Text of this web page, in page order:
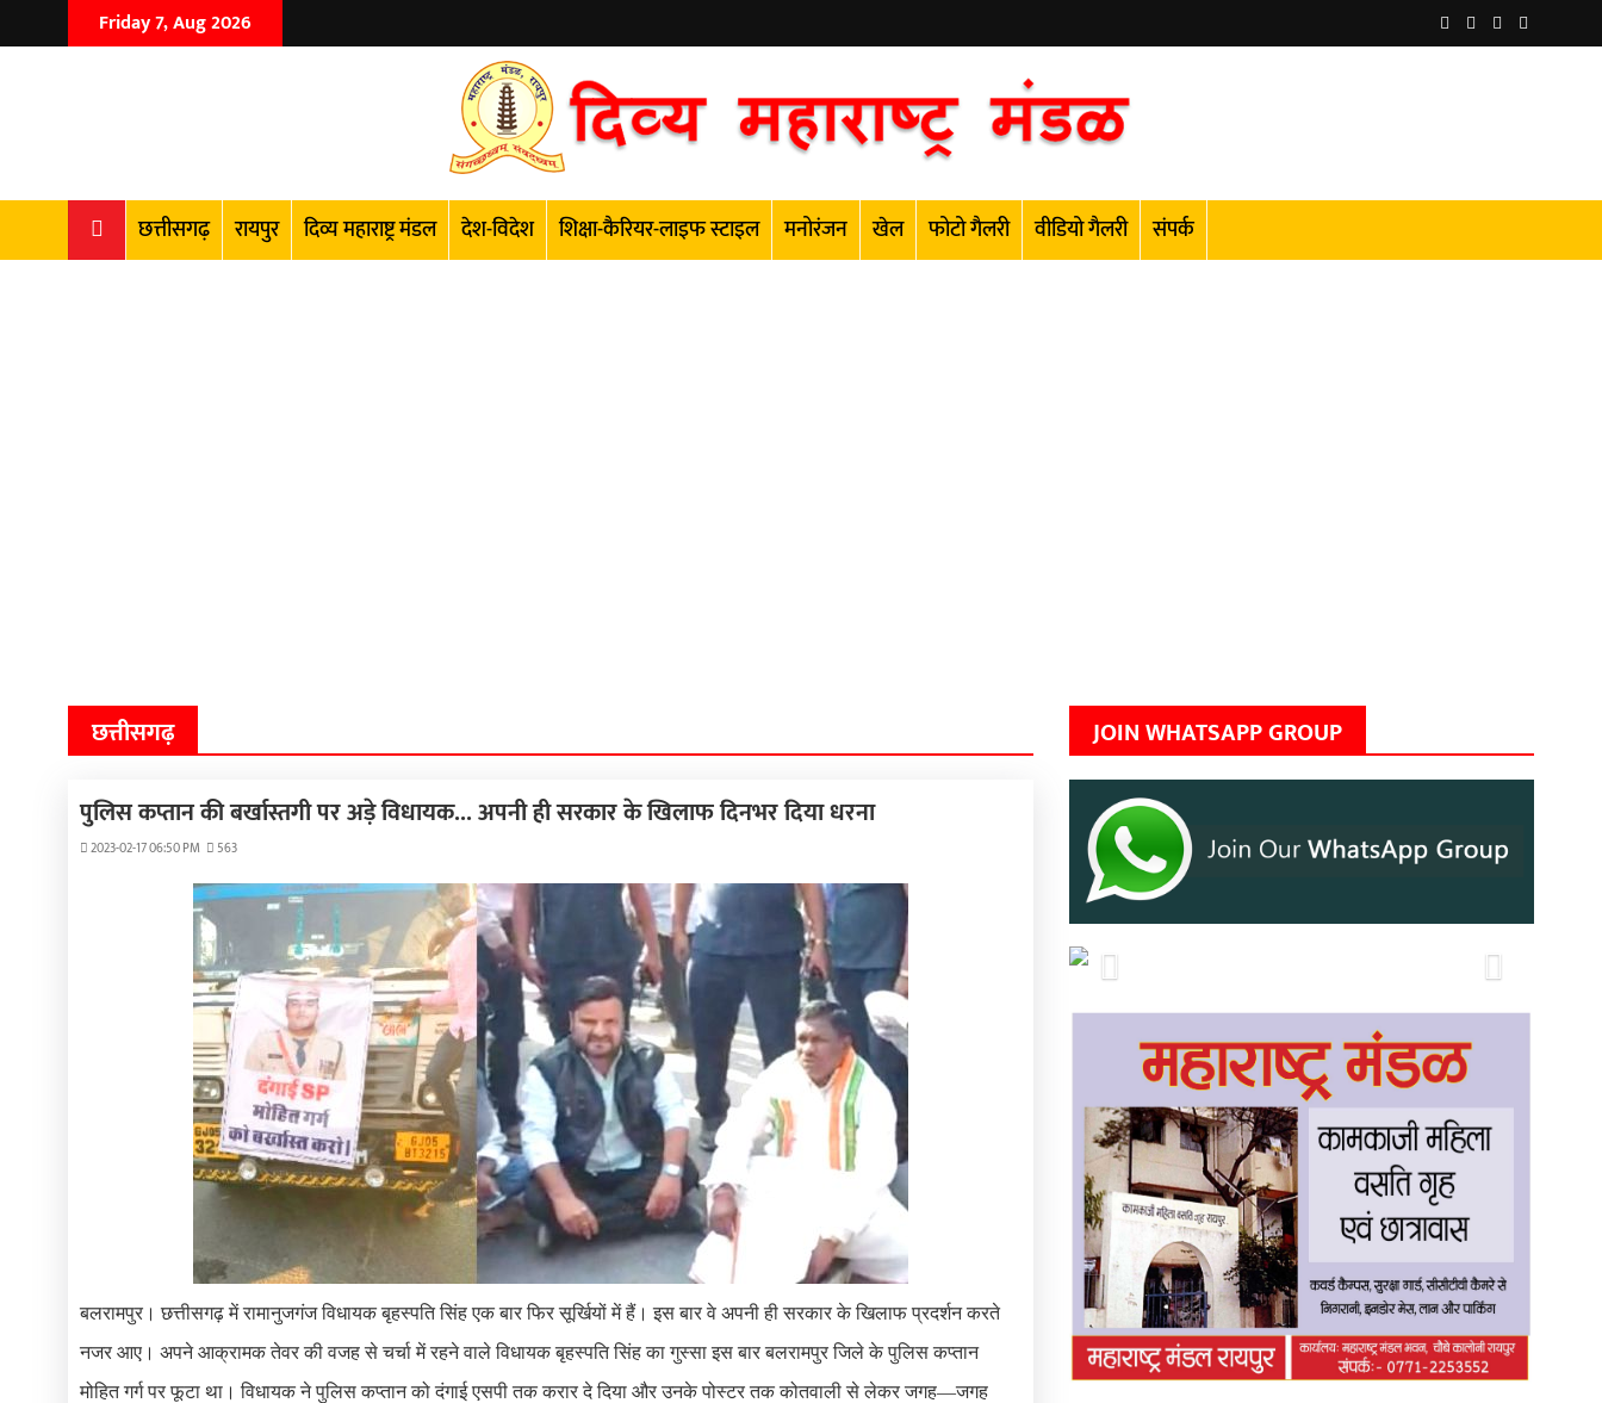
Friday 7, Aug 2026
छत्तीसगढ़ रायपुर दिव्य महाराष्ट्र मंडल देश-विदेश शिक्षा-कैरियर-लाइफ स्टाइल मनोरंजन खेल फोटो गैलरी वीडियो गैलरी संपर्क
छत्तीसगढ़
पुलिस कप्तान की बर्खास्तगी पर अड़े विधायक... अपनी ही सरकार के खिलाफ दिनभर दिया धरना
2023-02-17 06:50 PM 563
बलरामपुर। छत्तीसगढ़ में रामानुजगंज विधायक बृह​स्पति सिंह एक बार फिर सूर्खियों में हैं। इस बार वे अपनी ही सरकार के खिलाफ प्रदर्शन करते
नजर आए। अपने आक्रामक तेवर की वजह से चर्चा में रहने वाले विधायक बृहस्पति सिंह का गुस्सा इस बार बलरामपुर जिले के पुलिस कप्तान
मोहित गर्ग पर फूटा था। विधायक ने पुलिस कप्तान को दंगाई एसपी तक करार दे दिया और उनके पोस्टर तक कोतवाली से लेकर जगह—जगह
JOIN WHATSAPP GROUP
Previous Next